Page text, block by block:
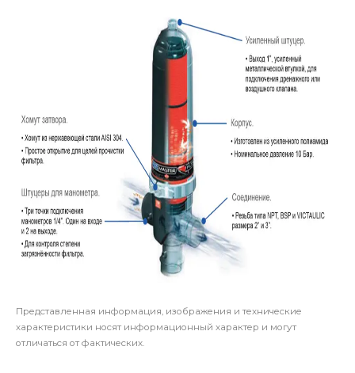
Представленная информация, изображения и технические
характеристики носят информационный характер и могут
отличаться от фактических.